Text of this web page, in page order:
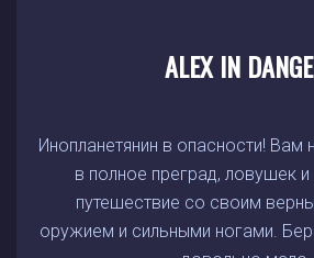
ALEX IN
Инопланетянин в опасности! Вам
в полное преград, ловушек и
путешествие со своим
оружием и сильными ногами.